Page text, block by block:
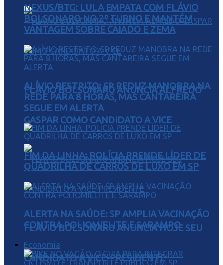
FLÁVIO BOLSONARO ANUNCIA ALFREDO
GASPAR COMO CANDIDATO A VICE
FLÁVIO BOLSONARO ANUNCIA HOJE SEU
CANDIDATO A VICE-PRESIDENTE
NEXUS/BTG: LULA EMPATA COM FLÁVIO
BOLSONARO NO 2º TURNO E MANTÉM
VANTAGEM SOBRE CAIADO E ZEMA
ALÍVIO RESTRITO: SP REDUZ MANOBRA NA
REDE PARA 8 HORAS, MAS CANTAREIRA
SEGUE EM ALERTA
FIM DA LINHA: POLÍCIA PRENDE LÍDER DE
QUADRILHA DE CARROS DE LUXO EM SP
ALERTA NA SAÚDE: SP AMPLIA VACINAÇÃO
CONTRA POLIOMIELITE E SARAMPO
Economia